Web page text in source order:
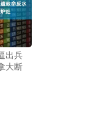
出兵
大断